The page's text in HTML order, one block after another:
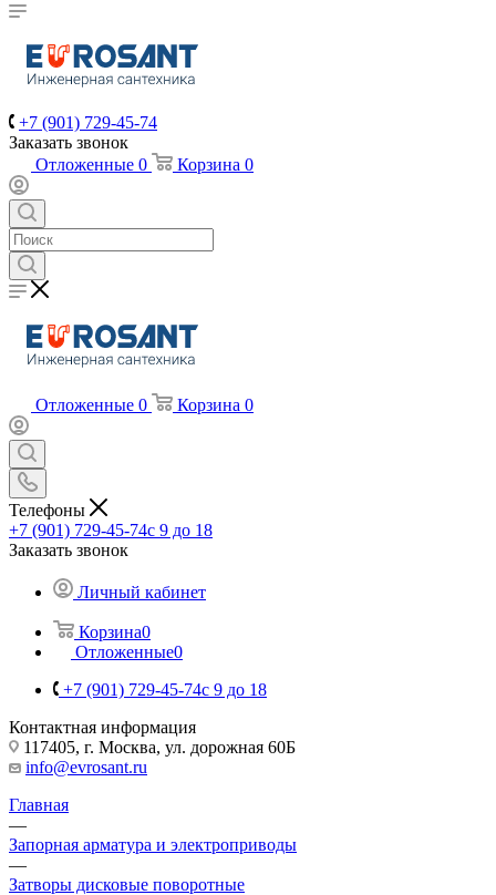
+7 (901) 729-45-74
Заказать звонок
Отложенные 0 Корзина 0
Отложенные 0 Корзина 0
Телефоны
+7 (901) 729-45-74c 9 до 18
Заказать звонок
Личный кабинет
Корзина0
Отложенные0
+7 (901) 729-45-74c 9 до 18
Контактная информация
117405, г. Москва, ул. дорожная 60Б
info@evrosant.ru
Главная
—
Запорная арматура и электроприводы
—
Затворы дисковые поворотные